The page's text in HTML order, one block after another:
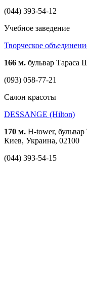
(044) 393-54-12
Учебное заведение
Творческое
166 м. бульвар Тараса
(093) 058-77-21
Cалон красоты
DESSANGE (Hilton)
170 м. H-tower,
Киев, Украина, 02100
(044) 393-54-15